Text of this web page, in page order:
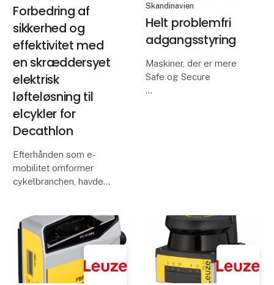
Forbedring af
sikkerhed og
effektivitet med
en skræddersyet
elektrisk
løfteløsning til
elcykler for
Decathlon
Efterhånden som e-
mobilitet omformer
cykelbranchen, havde
effektiv måde at
servicere stadig tungere
elcykler og ladcykler i
virksomhedens
værksteder verden ov
Skandinavien
Helt problemfri
adgangsstyring
Maskiner, der er mere
Safe og Secure